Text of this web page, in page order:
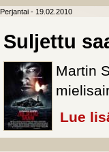
Perjantai - 19.02.2010
Suljettu
Martin
Lue